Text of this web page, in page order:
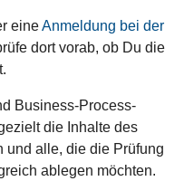
eineAnmeldung bei der
dort vorab, ob Du die
Business-Process-
die Inhalte des
alle, die die Prüfung
ablegen möchten.